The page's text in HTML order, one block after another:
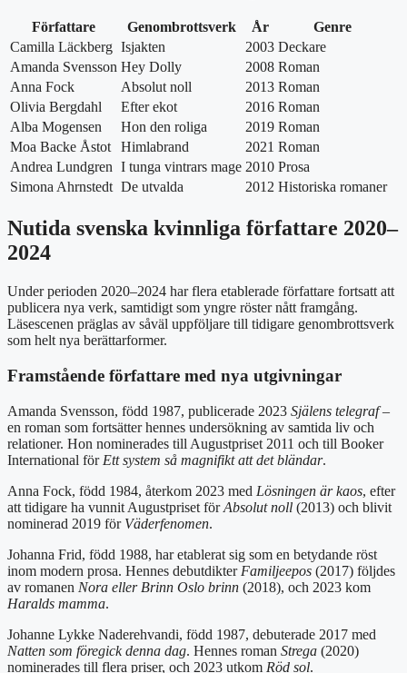
Författare Genombrottsverk År
Genre
Camilla Läckberg Isjakten 2003 Deckare
Amanda Svensson Hey Dolly 2008 Roman
Anna Fock
Absolut noll 2013 Roman
Olivia Bergdahl
Efter ekot 2016 Roman
Alba Mogensen
Hon den roliga 2019 Roman
Moa Backe Åstot
Himlabrand 2021 Roman
Andrea Lundgren I tunga vintrars mage 2010 Prosa
Simona Ahrnstedt De utvalda 2012 Historiska romaner
Nutida svenska kvinnliga författare 2020–
2024
Under perioden 2020–2024 har flera etablerade författare fortsatt att
publicera nya verk, samtidigt som yngre röster nått framgång.
Läsescenen präglas av såväl uppföljare till tidigare genombrottsverk
som helt nya berättarformer.
Framstående författare med nya utgivningar
Amanda Svensson, född 1987, publicerade 2023 Själens telegraf–
en roman som fortsätter hennes undersökning av samtida liv och
relationer. Hon nominerades till Augustpriset 2011 och till Booker
International för Ett system så magnifikt att det bländar.
Anna Fock, född 1984, återkom 2023 med Lösningen är kaos, efter
att tidigare ha vunnit Augustpriset förAbsolut noll (2013) och blivit
nominerad 2019 för Väderfenomen.
Johanna Frid, född 1988, har etablerat sig som en betydande röst
inom modern prosa. Hennes debutdikter Familjeepos (2017) följdes
av romanen Nora eller Brinn Oslo brinn (2018), och 2023 kom
Haralds mamma.
Johanne Lykke Naderehvandi, född 1987, debuterade 2017 med
Natten som föregick denna dag. Hennes roman Strega (2020)
nominerades till flera priser, och 2023 utkom Röd sol.